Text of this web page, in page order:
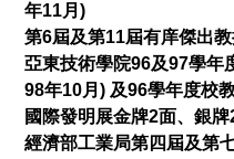
年11月)
第6屆及第11屆有庠傑出
亞東技術學院96及97學年
98年10月) 及96學年度校
國際發明展金牌2面、銀
經濟部工業局第四屆及第